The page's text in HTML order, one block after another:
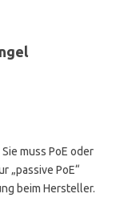
muss PoE oder
„passive PoE“
beim Hersteller.